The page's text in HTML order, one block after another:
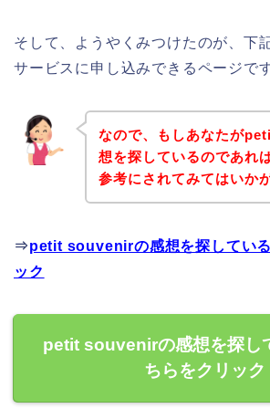
そして、ようやくみつけたのが、下
サービスに申し込みできるページです
なので、もしあなたが
想を探しているのであれ
参考にされてみてはいか
⇒petit souvenirの感想を探してい
ック
petit souvenirの感想を探し
ちらをクリック